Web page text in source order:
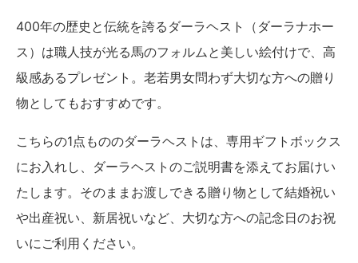
400年の歴史と伝統を誇るダーラヘスト（ダーラナホー
ス）は職人技が光る馬のフォルムと美しい絵付けで、高
級感あるプレゼント。老若男女問わず大切な方への贈り
物としてもおすすめです。
こちらの1点もののダーラヘストは、専用ギフトボックス
にお入れし、ダーラヘストのご説明書を添えてお届けい
たします。そのままお渡しできる贈り物として結婚祝い
や出産祝い、新居祝いなど、大切な方への記念日のお祝
いにご利用ください。